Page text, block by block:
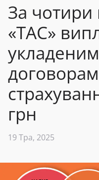
За чотири
«ТАС»
грн
19 Тра, 2025